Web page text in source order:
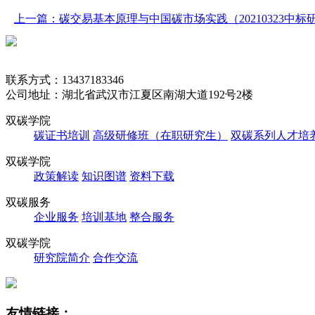
上一篇：碳交易基本原理与中国碳市场实践（20210323中标
联系方式：13437183346
公司地址：湖北省武汉市江夏区南湖大道192号2楼
双碳学院
碳证书培训 高级研修班（在职研究生） 双碳系列人才培
双碳学院
政策解读 知识图谱 资料下载
双碳服务
企业服务 培训基地 整合服务
双碳学院
研究院简介 合作交流